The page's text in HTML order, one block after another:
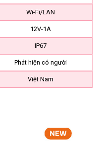
Wi-Fi/LAN
12V-1A
IP67
Phát hiện có người
Việt Nam